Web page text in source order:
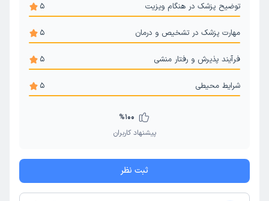
توضیح پزشک در هنگام ویزیت 5
مهارت پزشک در تشخیص و درمان 5
فرآیند پذیرش و رفتار منشی 5
شرایط محیطی 5
%100
پیشنهاد کاربران
ثبت نظر